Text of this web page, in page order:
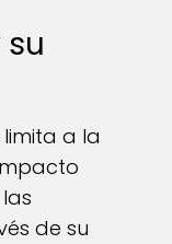
a la
de su